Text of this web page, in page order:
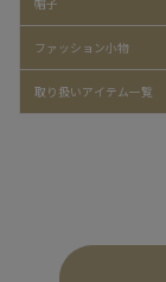
ファッション小物
取り扱いアイテム一覧